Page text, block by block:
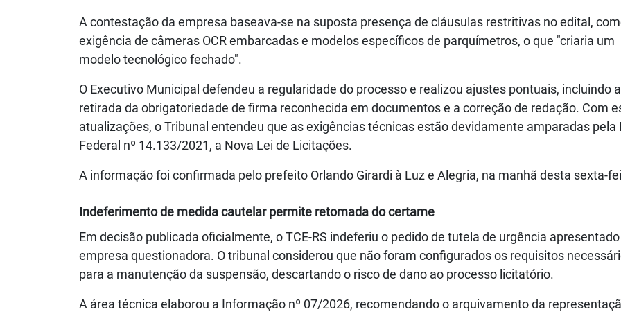
A contestação da empresa baseava-se na suposta presença de cláusulas restritivas no edital,
exigência de câmeras OCR embarcadas e modelos específicos de parquímetros, o que "criaria um
modelo tecnológico fechado".
O Executivo Municipal defendeu a regularidade do processo e realizou ajustes pontuais, incluindo a
retirada da obrigatoriedade de firma reconhecida em documentos e a correção de redação. Com
atualizações, o Tribunal entendeu que as exigências técnicas estão devidamente amparadas pela
Federal nº 14.133/2021, a Nova Lei de Licitações.
A informação foi confirmada pelo prefeito Orlando Girardi à Luz e Alegria, na manhã desta sexta-
Indeferimento de medida cautelar permite retomada do certame
Em decisão publicada oficialmente, o TCE-RS indeferiu o pedido de tutela de urgência
empresa questionadora. O tribunal considerou que não foram configurados os requisitos
para a manutenção da suspensão, descartando o risco de dano ao processo licitatório.
A área técnica elaborou a Informação nº 07/2026, recomendando o arquivamento da